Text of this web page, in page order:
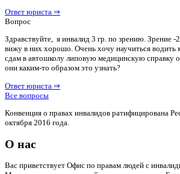
Ответ юриста ⇒
Вопрос
Здравствуйте, я инвалид 3 гр. по зрению. Зрение
вижу в них хорошо. Очень хочу научиться водить
сдам в автошколу липовую медицинскую справку
они каким-то образом это узнать?
Ответ юриста ⇒
Все вопросы
Конвенция о правах инвалидов ратифицирована
октября 2016 года.
О нас
Вас приветствует Офис по правам людей с